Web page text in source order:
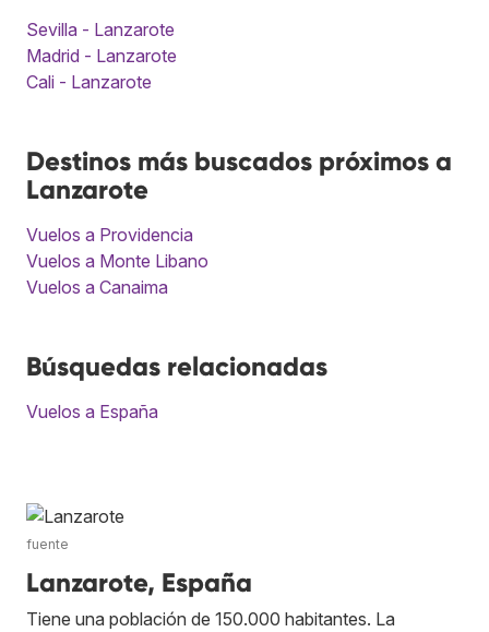
Sevilla - Lanzarote
Madrid - Lanzarote
Cali - Lanzarote
Destinos más buscados próximos a
Lanzarote
Vuelos a Providencia
Vuelos a Monte Libano
Vuelos a Canaima
Búsquedas relacionadas
Vuelos a España
fuente
Lanzarote, España
Tiene una población de 150.000 habitantes. La